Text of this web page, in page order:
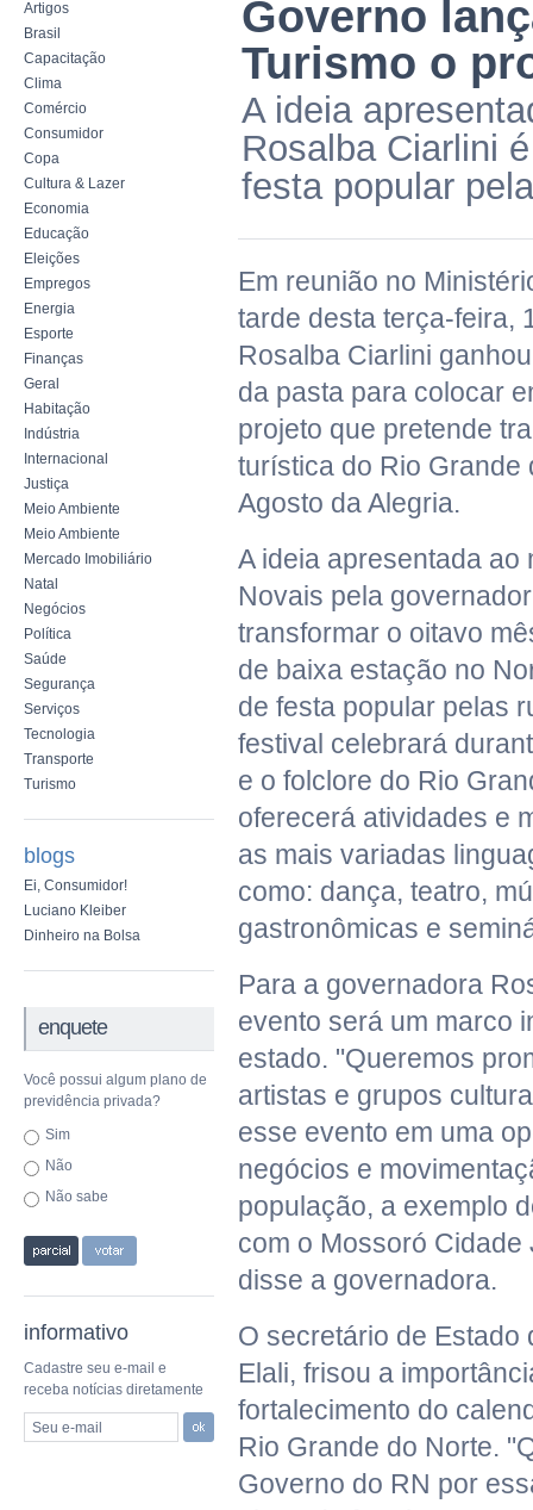
Artigos
Brasil
Capacitação
Clima
Comércio
Consumidor
Copa
Cultura & Lazer
Economia
Educação
Eleições
Empregos
Energia
Esporte
Finanças
Geral
Habitação
Indústria
Internacional
Justiça
Meio Ambiente
Meio Ambiente
Mercado Imobiliário
Natal
Negócios
Política
Saúde
Segurança
Serviços
Tecnologia
Transporte
Turismo
blogs
Ei, Consumidor!
Luciano Kleiber
Dinheiro na Bolsa
enquete
Você possui algum plano de
previdência privada?
Sim
Não
Não sabe
informativo
Cadastre seu e-mail e
receba notícias diretamente
Seu e-mail
Governo
Turismo o
A ideia
Rosalba Ciarlini
festa popular
Em reunião no
tarde desta terça-feira,
Rosalba Ciarlini
da pasta para colocar
projeto que pretende
turística do Rio Grande
Agosto da Alegria.
A ideia apresentada ao
Novais pela
transformar o oitavo
de baixa estação no
de festa popular pelas
festival celebrará
e o folclore do Rio
oferecerá atividades e
as mais variadas
como: dança, teatro,
gastronômicas e
Para a governadora
evento será um marco
estado. "Queremos
artistas e grupos
esse evento em uma
negócios e
população, a exemplo
com o Mossoró Cidade
disse a governadora.
O secretário de Estado
Elali, frisou a
fortalecimento do
Rio Grande do Norte.
Governo do RN por